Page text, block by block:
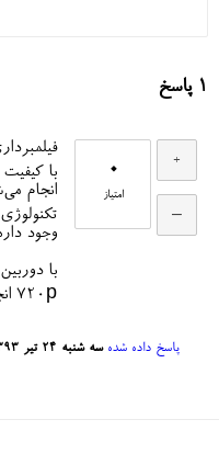
1 پاسخ
0
امتیاز
انجام
وجود
با
720p انجام بدین
پاسخ داده شده سه شنبه ۲۴ تیر ۱۳۹۳